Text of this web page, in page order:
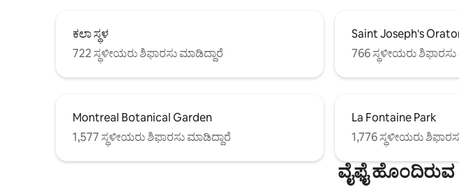
ಕಲಾ ಸ್ಥಳ
722 ಸ್ಥಳೀಯರು ಶಿಫಾರಸು ಮಾಡಿದ್ದಾರೆ
Saint Joseph's
766 ಸ್ಥಳೀಯರು
Montreal Botanical Garden
1,577 ಸ್ಥಳೀಯರು ಶಿಫಾರಸು ಮಾಡಿದ್ದಾರೆ
La Fontaine Park
1,776 ಸ್ಥಳೀಯರು
ವೈಫೈ